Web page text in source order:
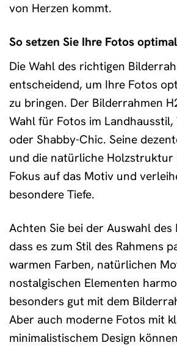
von Herzen kommt.
So setzen Sie Ihre Fotos
Die Wahl des richtigen
entscheidend, um Ihre Fotos
zu bringen. Der Bilderrahmen
Wahl für Fotos im
oder Shabby-Chic. Seine
und die natürliche Holzstruktur
Fokus auf das Motiv und
besondere Tiefe.
Achten Sie bei der Auswahl des
dass es zum Stil des Rahmens
warmen Farben, natürlichen
nostalgischen Elementen
besonders gut mit dem
Aber auch moderne Fotos mit
minimalistischem Design